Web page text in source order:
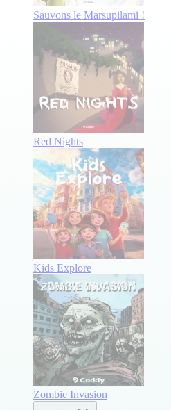
Sauvons le Marsupilami !
Red Nights
Kids Explore
Zombie Invasion